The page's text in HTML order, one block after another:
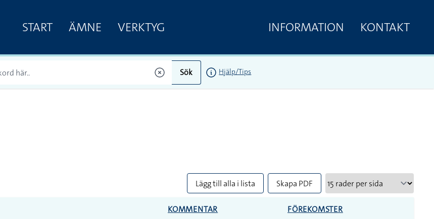
START ÄMNE VERKTYG INFORMATION KONTAKT
Sök Hjälp/Tips
Lägg till alla i lista Skapa PDF
KOMMENTAR FÖREKOMSTER